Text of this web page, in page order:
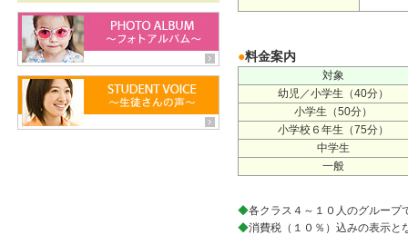
●料金案内
対象
幼児／小学生（40分）
小学生（50分）
小学校６年生（75分）
中学生
一般
◆各クラス４～１０人のグルー
◆消費税（１０％）込みの表示と